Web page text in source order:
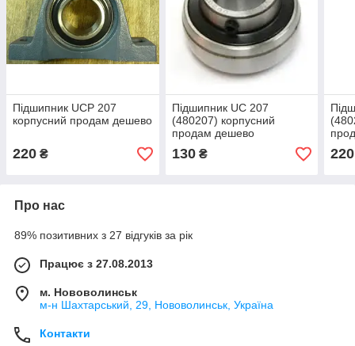
Підшипник UCP 207
корпусний продам дешево
220 ₴
Підшипник UC 207
(480207) корпусний
продам дешево
130₴ 220
Про нас
89% позитивних з 27 відгуків за рік
Працює з 27.08.2013
м. Нововолинськ
м-н Шахтарський, 29, Нововолинськ, Україна
Контакти